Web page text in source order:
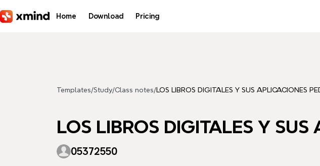
Home Download Pricing
Templates/Study/Class notes/LOS LIBROS DIGITALES Y SUS APLICACIONES
LOS LIBROS DIGITALES Y
05372550